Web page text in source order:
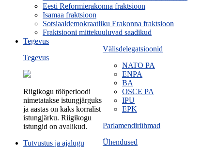
Eesti Reformierakonna fraktsioon
Isamaa fraktsioon
Sotsiaaldemokraatliku Erakonna fraktsioon
Fraktsiooni mittekuuluvad saadikud
Välisdelegatsioonid
NATO PA
ENPA
BA
OSCE PA
IPU
EPK
Parlamendirühmad
Ühendused
Tegevus
Tegevus
Riigikogu tööperioodi
nimetatakse istungjärguks
ja aastas on kaks korralist
istungjärku. Riigikogu
istungid on avalikud.
Tutvustus ja ajalugu